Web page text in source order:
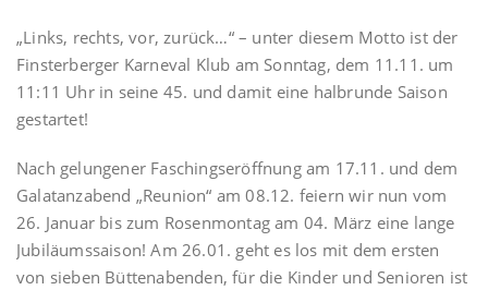
„Links, rechts, vor, zurück…“ – unter diesem Motto ist der
Finsterberger Karneval Klub am Sonntag, dem 11.11. um
11:11 Uhr in seine 45. und damit eine halbrunde Saison
gestartet!
Nach gelungener Faschingseröffnung am 17.11. und dem
Galatanzabend „Reunion“ am 08.12. feiern wir nun vom
26. Januar bis zum Rosenmontag am 04. März eine lange
Jubiläumssaison! Am 26.01. geht es los mit dem ersten
von sieben Büttenabenden, für die Kinder und Senioren ist